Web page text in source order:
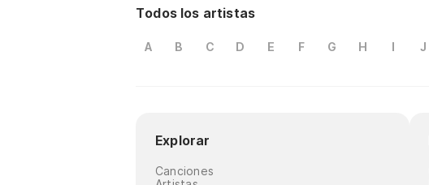
Todos los artistas
A B C D E F G H I J
Explorar
Canciones